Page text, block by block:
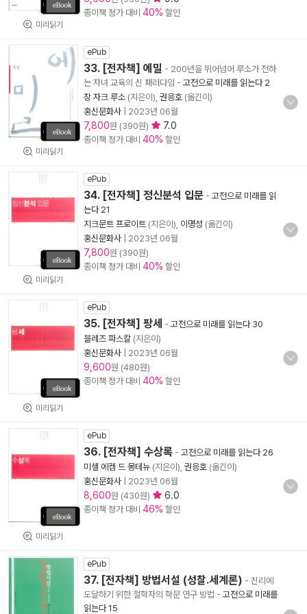
미리읽기
종이책 정가 대비 40% 할인
미리읽기
ePub
33. [전자책] 에밀 - 200년을 뛰어넘어 루소가 전하
는 자녀 교육의 신 패러다임 - 고전으로 미래를 읽는다 2
장 자크 루소 (지은이), 권응호 (옮긴이)
홍신문화사
2023년 06월
7,800원 (390원) 7.0
종이책 정가 대비 40% 할인
미리읽기
ePub
34. [전자책] 정신분석 입문 - 고전으로 미래를 읽
는다 21
지크문트 프로이트 (지은이), 이명성 (옮긴이)
홍신문화사
2023년 06월
7,800원 (390원)
종이책 정가 대비 40% 할인
미리읽기
ePub
35. [전자책] 팡세 - 고전으로 미래를 읽는다 30
블레즈 파스칼 (지은이)
홍신문화사
2023년 06월
9,600원 (480원)
종이책 정가 대비 40% 할인
미리읽기
ePub
36. [전자책] 수상록 - 고전으로 미래를 읽는다 26
미셸 에켐 드 몽테뉴 (지은이), 권응호 (옮긴이)
홍신문화사
2023년 06월
8,600원 (430원) 6.0
종이책 정가 대비 46% 할인
ePub
37. [전자책] 방법서설 (성찰.세계론) - 진리에
도달하기 위한 철학자의 학문 연구 방법 - 고전으로 미래를
읽는다 15